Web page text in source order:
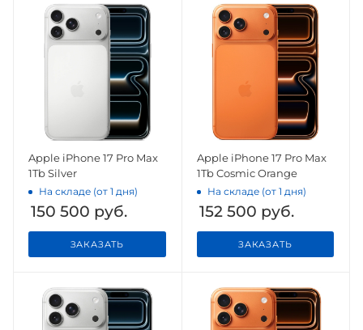
Apple iPhone 17 Pro Max
1Tb Silver
На складе (от 1 дня)
150 500 руб.
ЗАКАЗАТЬ
Apple iPhone 17 Pro Max
1Tb Cosmic Orange
На складе (от 1 дня)
152 500 руб.
ЗАКАЗАТЬ